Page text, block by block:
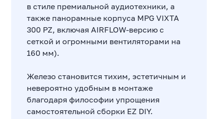
в стиле премиальной аудиотехники, а
также панорамные корпуса MPG VIXTA
300 PZ, включая AIRFLOW-версию с
сеткой и огромными вентиляторами на
160 мм).
Железо становится тихим, эстетичным и
невероятно удобным в монтаже
благодаря философии упрощения
самостоятельной сборки EZ DIY.